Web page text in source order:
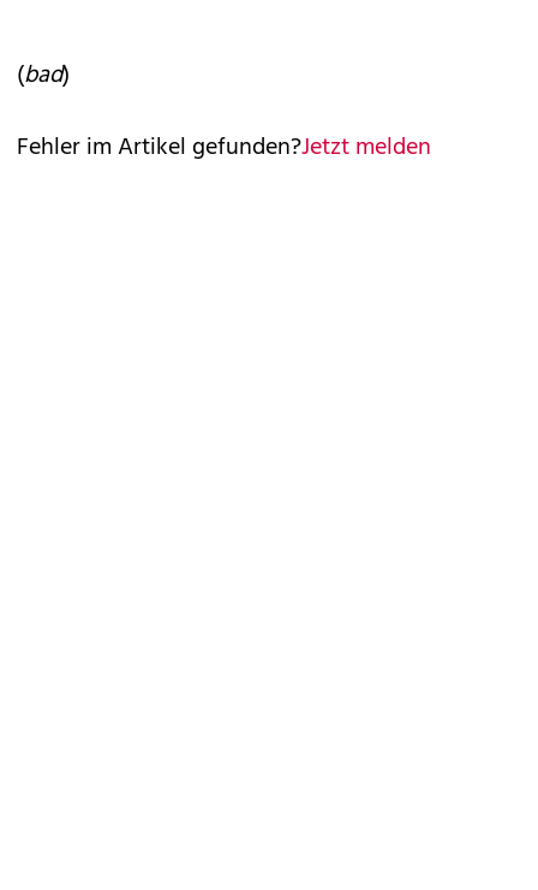
(bad)
Fehler im Artikel gefunden?Jetzt melden